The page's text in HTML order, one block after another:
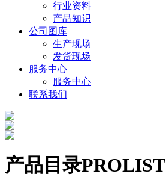
行业资料
产品知识
公司图库
生产现场
发货现场
服务中心
服务中心
联系我们
产品目录PROLIST